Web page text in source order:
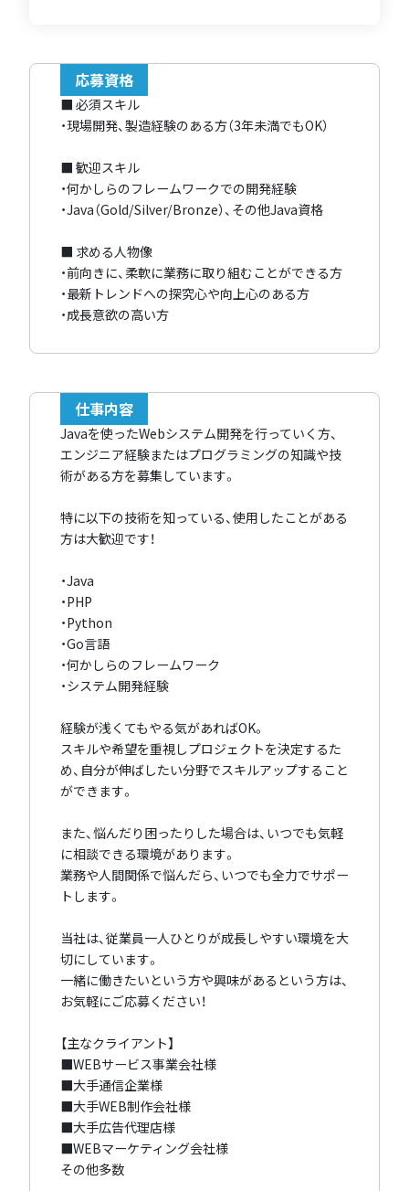
応募資格
■ 必須スキル
・現場開発、製造経験のある方（3年未満でもOK）
■ 歓迎スキル
・何かしらのフレームワークでの開発経験
・Java（Gold/Silver/Bronze）、その他Java資格
■ 求める人物像
・前向きに、柔軟に業務に取り組むことができる方
・最新トレンドへの探究心や向上心のある方
・成長意欲の高い方
仕事内容
Javaを使ったWebシステム開発を行っていく方、
エンジニア経験またはプログラミングの知識や技
術がある方を募集しています。
特に以下の技術を知っている、使用したことがある
方は大歓迎です！
・Java
・PHP
・Python
・Go言語
・何かしらのフレームワーク
・システム開発経験
経験が浅くてもやる気があればOK。
スキルや希望を重視しプロジェクトを決定するた
め、自分が伸ばしたい分野でスキルアップすること
ができます。
また、悩んだり困ったりした場合は、いつでも気軽
に相談できる環境があります。
業務や人間関係で悩んだら、いつでも全力でサポー
トします。
当社は、従業員一人ひとりが成長しやすい環境を大
切にしています。
一緒に働きたいという方や興味があるという方は、
お気軽にご応募ください！
【主なクライアント】
■WEBサービス事業会社様
■大手通信企業様
■大手WEB制作会社様
■大手広告代理店様
■WEBマーケティング会社様
その他多数